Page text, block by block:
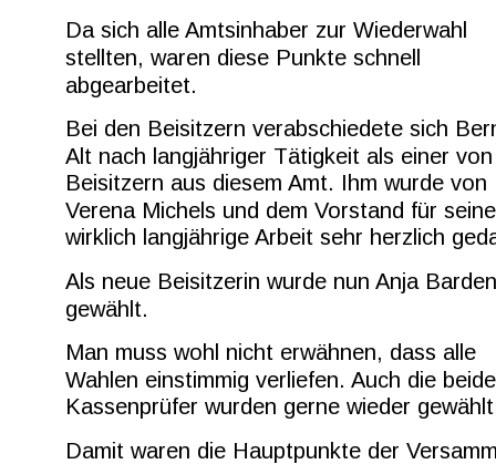
Da sich alle Amtsinhaber zur Wiederwahl
stellten, waren diese Punkte schnell
abgearbeitet.
Bei den Beisitzern verabschiedete sich
Alt nach langjähriger Tätigkeit als einer
Beisitzern aus diesem Amt. Ihm wurde von
Verena Michels und dem Vorstand für
wirklich langjährige Arbeit sehr herzlich
Als neue Beisitzerin wurde nun Anja
gewählt.
Man muss wohl nicht erwähnen, dass alle
Wahlen einstimmig verliefen. Auch die
Kassenprüfer wurden gerne wieder
Damit waren die Hauptpunkte der